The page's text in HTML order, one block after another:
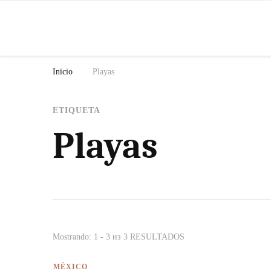
Inicio Playas
ETIQUETA
Playas
Mostrando: 1 - 3 из 3 RESULTADOS
MÉXICO